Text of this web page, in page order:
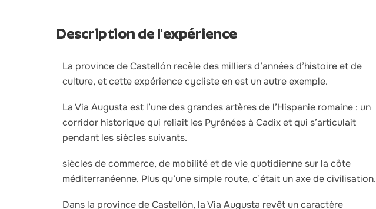
Description de l'expérience
La province de Castellón recèle des milliers d’années d’histoire et de
culture, et cette expérience cycliste en est un autre exemple.
La Via Augusta est l’une des grandes artères de l’Hispanie romaine : un
corridor historique qui reliait les Pyrénées à Cadix et qui s’articulait
pendant les siècles suivants.
siècles de commerce, de mobilité et de vie quotidienne sur la côte
méditerranéenne. Plus qu’une simple route, c’était un axe de civilisation.
Dans la province de Castellón, la Via Augusta revêt un caractère